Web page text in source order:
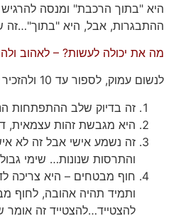
היא "בתוך הרכבת" ומנסה
ההתבגרות, אבל, היא "בתוך"…זה
מה את יכולה לעשות? – לאהוב
לנשום עמוק, לספור עד 10 ולהזכיר לעצמך ש:
זה בדיוק שלב ההתפתחות
היא מגבשת זהות עצמאית,
זה נשמע אישי אבל זה לא
והתרסות שנונות… שימי
חוף מבטחים – היא צריכה
ותמיד תהיה אהובה, לחוף
להצטייד…להצטייד זה